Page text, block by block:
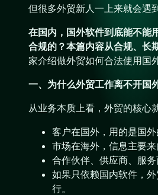
但很多外贸新人一上来就会遇
在国内，国外软件到底能不能
合规的？本篇内容从合规、长
家介绍做外贸如何合法使用国
一、为什么外贸工作离不开国
从业务本质上看，外贸的核心就
客户在国外，用的是国
市场在海外，信息主要
合作伙伴、供应商、服
如果只依赖国内软件，
行。